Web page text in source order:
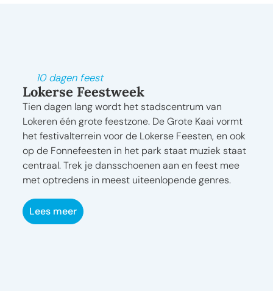
10 dagen feest
Lokerse Feestweek
Tien dagen lang wordt het stadscentrum van
Lokeren één grote feestzone. De Grote Kaai vormt
het festivalterrein voor de Lokerse Feesten, en ook
op de Fonnefeesten in het park staat muziek staat
centraal. Trek je dansschoenen aan en feest mee
met optredens in meest uiteenlopende genres.
Lees meer